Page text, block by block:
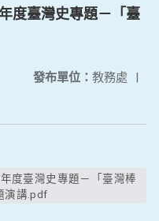
度臺灣史專題－「臺
發布單位： 教務處 |
演講.pdf